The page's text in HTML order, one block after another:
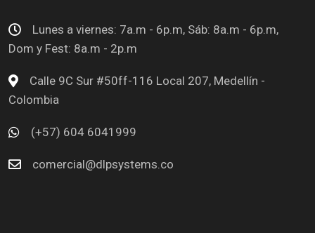
Lunes a viernes: 7a.m - 6p.m, Sáb: 8a.m - 6p.m,
Dom y Fest: 8a.m - 2p.m
Calle 9C Sur #50ff-116 Local 207, Medellín -
Colombia
(+57) 604 6041999
comercial@dlpsystems.co